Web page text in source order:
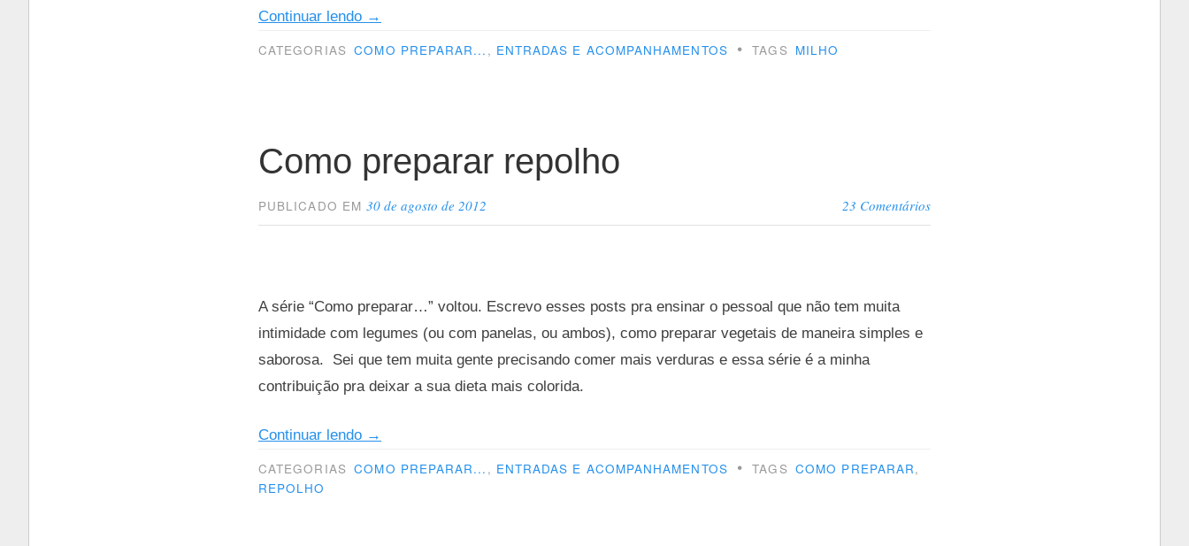
Continuar lendo “Como
preparar
→
CATEGORIAS COMO PREPARAR... , ENTRADAS E ACOMPANHAMENTOS • TAGS MILHO
Como preparar repolho
PUBLICADO EM30 de agosto de 2012 23 Comentários
A série “Como preparar…” voltou. Escrevo esses posts pra ensinar o pessoal que não tem muita
intimidade com legumes (ou com panelas, ou ambos), como preparar vegetais de maneira simples e
saborosa. Sei que tem muita gente precisando comer mais verduras e essa série é a minha
contribuição pra deixar a sua dieta mais colorida.
Continuar lendo “Como
preparar
→
CATEGORIAS COMO PREPARAR... , ENTRADAS E ACOMPANHAMENTOS • TAGS COMO PREPARAR,
REPOLHO